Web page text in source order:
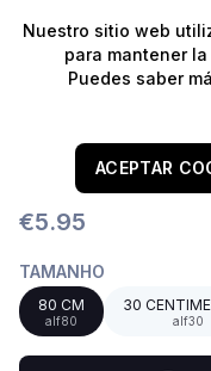
⭐️¡Envíos gratis
Aquários/Bases
€5.95
TAMANHO
80 CM
alf80
30
alf30
Nuestro sitio web
para mantener
Puedes saber
ACEPTAR